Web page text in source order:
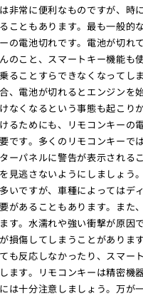
非常に便利なものですが、時
こともあります。最も一般的
の電池切れです。電池が切れ
のこと、スマートキー機能も
ることすらできなくなってし
、電池が切れるとエンジンを
なくなるという事態も起こり
るためにも、リモコンキーの
です。多くのリモコンキーで
ーパネルに警告が表示される
見逃さないようにしましょう
いですが、車種によってはデ
があることもあります。また
す。水濡れや強い衝撃が原因
損傷してしまうことがありま
も反応しなかったり、スマー
ます。リモコンキーは精密機
は十分注意しましょう。万が